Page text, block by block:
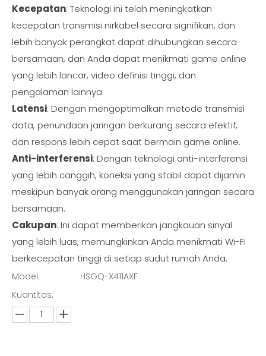
Kecepatan: Teknologi ini telah meningkatkan
kecepatan transmisi nirkabel secara signifikan, dan
lebih banyak perangkat dapat dihubungkan secara
bersamaan, dan Anda dapat menikmati game online
yang lebih lancar, video definisi tinggi, dan
pengalaman lainnya.
Latensi: Dengan mengoptimalkan metode transmisi
data, penundaan jaringan berkurang secara efektif,
dan respons lebih cepat saat bermain game online.
Anti-interferensi: Dengan teknologi anti-interferensi
yang lebih canggih, koneksi yang stabil dapat dijamin
meskipun banyak orang menggunakan jaringan secara
bersamaan.
Cakupan: Ini dapat memberikan jangkauan sinyal
yang lebih luas, memungkinkan Anda menikmati Wi-Fi
berkecepatan tinggi di setiap sudut rumah Anda.
Model:
HSGQ-X411AXF
Kuantitas: